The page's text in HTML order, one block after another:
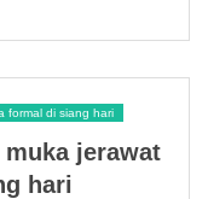
formal di siang hari
jerawat
hari